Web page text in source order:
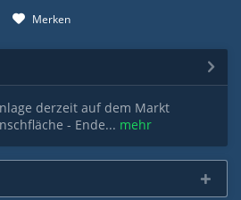
Merken
derzeit auf dem Markt
- Ende... mehr